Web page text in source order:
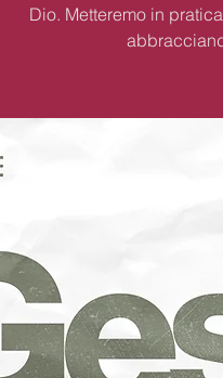
Dio. Metteremo in